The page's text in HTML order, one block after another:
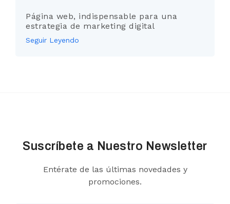
Página web, indispensable para una
estrategia de marketing digital
Seguir Leyendo
Suscríbete a Nuestro Newsletter
Entérate de las últimas novedades y
promociones.